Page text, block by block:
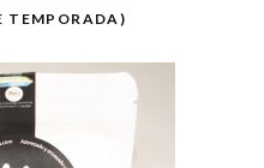
TEMPORADA)